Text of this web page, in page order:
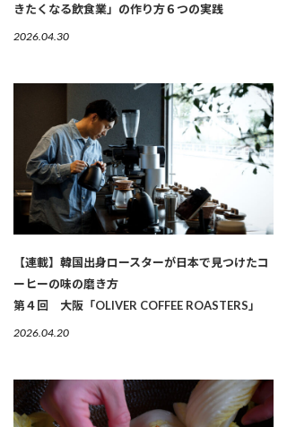
きたくなる飲食業」の作り方６つの実践
2026.04.30
【連載】韓国出身ロースターが日本で見つけたコ
ーヒーの味の磨き方
第４回 大阪「OLIVER COFFEE ROASTERS」
2026.04.20